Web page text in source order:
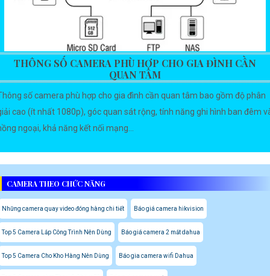
THÔNG SỐ CAMERA PHÙ HỢP CHO GIA ĐÌNH CẦN
QUAN TÂM
số camera phù hợp cho gia đình cần quan tâm bao gồm độ phân
cao (ít nhất 1080p), góc quan sát rộng, tính năng ghi hình ban đêm
ngoại, khả năng kết nối mạng...
CAMERA THEO CHỨC NĂNG
Những camera quay video đóng hàng chi tiết Báo giá camera hikvision
Top 5 Camera Lắp Công Trình Nên Dùng Báo giá camera 2 mắt dahua
Top 5 Camera Cho Kho Hàng Nên Dùng Báo gia camera wifi Dahua